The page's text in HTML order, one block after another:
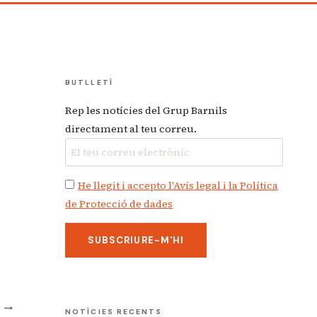
BUTLLETÍ
Rep les notícies del Grup Barnils
directament al teu correu.
He llegit i accepto l'Avís legal i la Política
de Protecció de dades
NOTÍCIES RECENTS